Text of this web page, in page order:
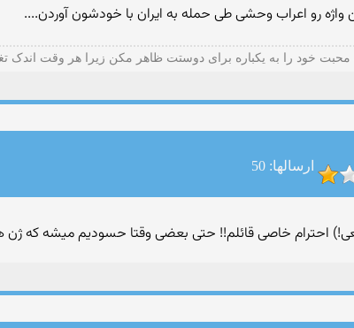
واژه رو اعراب وحشی طی حمله به ایران با خودشون آوردن....
محبت خود را به یکباره برای دوستت ظاهر مکن زیرا هر وقت اندک
ارسالها: 50
احترام خاصی قائلم!! حتی بعضی وقتا حسودیم میشه که ژن